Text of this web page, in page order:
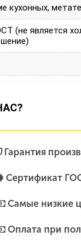
кухонных,
(не является
Гарантия
Сертификат
Самые низкие
Оплата при